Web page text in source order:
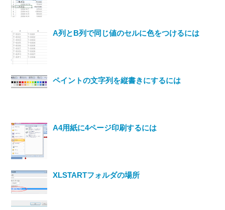
A列とB列で同じ値のセルに色をつけるには
ペイントの文字列を縦書きにするには
A4用紙に4ページ印刷するには
XLSTARTフォルダの場所